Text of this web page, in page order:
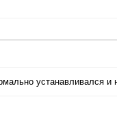
устанавливался и